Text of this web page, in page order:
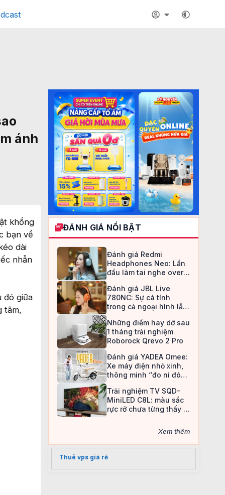
ánh
khổng
bạn về
dài
nhẫn
đó giữa
tâm,
ĐÁNH GIÁ NỔI BẬT
Đánh giá Redmi
Headphones Neo: Lần
đầu làm tai nghe over-
an toàn
Đánh giá JBL Live
780NC: Sự cá tính
trong cả ngoại hình lẫn
Những điểm hay dở sau
1 tháng trải nghiệm
Roborock Qrevo 2 Pro
Đánh giá YADEA Omee:
Xe máy điện nhỏ xinh,
thông minh “đo ni đóng
Trải nghiệm TV SQD-
MiniLED C8L: màu sắc
rực rỡ chưa từng thấy ở
Xem thêm
Thuê vps giá rẻ